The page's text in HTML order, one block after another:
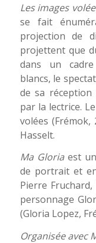
Les images
se fait
projection de
projettent que
dans un cadre
blancs, le
de sa réception
par la lectrice.
volées (Frémok,
Hasselt.
Ma Gloriaest
de portrait et
Pierre
personnage
(Gloria Lopez,
Organisée avec